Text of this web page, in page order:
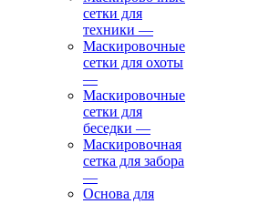
сетки для
техники —
Маскировочные
сетки для охоты
—
Маскировочные
сетки для
беседки —
Маскировочная
сетка для забора
—
Основа для